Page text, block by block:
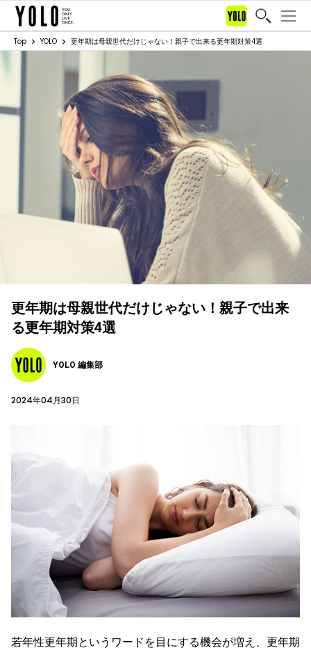
Top YOLO 更年期は母親世代だけじゃない！親子で出来る更年期対策4選
更年期は母親世代だけじゃない！親子で出来
る更年期対策4選
YOLO 編集部
2024年04月30日
若年性更年期というワードを目にする機会が増え、更年期